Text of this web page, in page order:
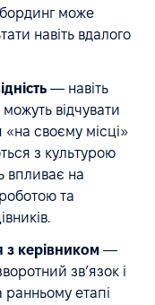
може
навіть вдалого
— навіть
відчувати
своєму місці»
з культурою
впливає на
та
з керівником —
зв’язок і
етапі